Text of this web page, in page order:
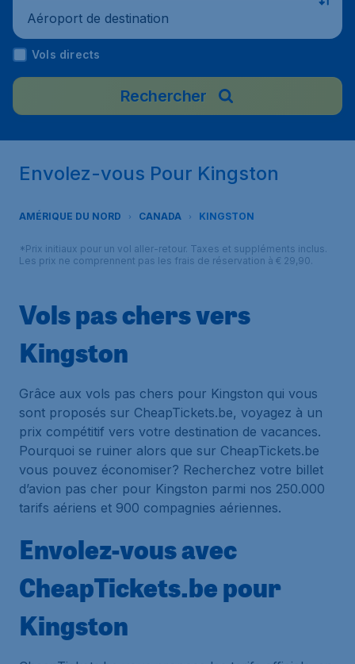
Aéroport de destination
Vols directs
Rechercher
Envolez-vous Pour Kingston
AMÉRIQUE DU NORD CANADA KINGSTON
*Prix initiaux pour un vol aller-retour. Taxes et suppléments inclus.
Les prix ne comprennent pas les frais de réservation à € 29,90.
Vols pas chers vers
Kingston
Grâce aux vols pas chers pour Kingston qui vous
sont proposés sur CheapTickets.be, voyagez à un
prix compétitif vers votre destination de vacances.
Pourquoi se ruiner alors que sur CheapTickets.be
vous pouvez économiser? Recherchez votre billet
d’avion pas cher pour Kingston parmi nos 250.000
tarifs aériens et 900 compagnies aériennes.
Envolez-vous avec
CheapTickets.be pour
Kingston